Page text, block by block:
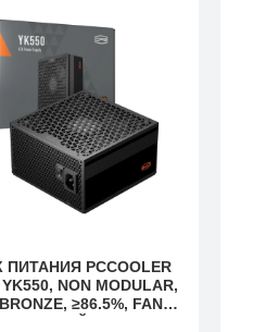
ПИТАНИЯ PCCOOLER
NON MODULAR,
≥86.5%, FAN